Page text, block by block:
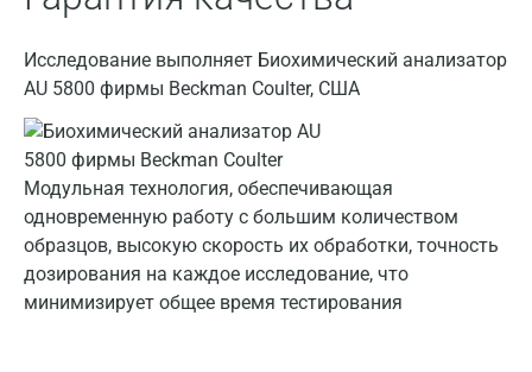
Исследование выполняет Биохимический анализатор
AU 5800 фирмы Beckman Coulter, США
Модульная технология, обеспечивающая
одновременную работу с большим количеством
образцов, высокую скорость их обработки, точность
дозирования на каждое исследование, что
минимизирует общее время тестирования
Нижний Новгород
Альметьевск
Армавир
Астрахань